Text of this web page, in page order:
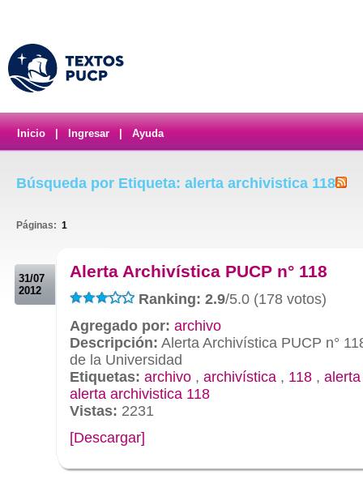
Inicio Ingresar Ayuda
Búsqueda por Etiqueta: alerta archivistica 118
Páginas: 1
31/07
2012
Alerta Archivística PUCP n° 118
Ranking: 2.9/5.0 (178 votos)
Agregado por: archivo
Descripción: Alerta Archivística PUCP n°
de la Universidad
Etiquetas: archivo , archivística , 118 ,
alerta archivistica 118
Vistas: 2231
[Descargar]